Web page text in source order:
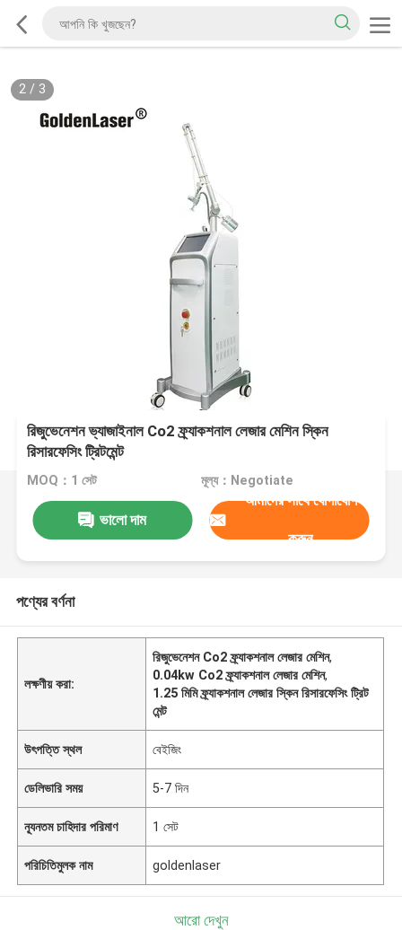
2/ 3
রিজুভেনেশন ভ্যাজাইনাল Co2 ফ্র্যাকশনাল লেজার মেশিন স্কিন
রিসারফেসিং ট্রিটমেন্ট
MOQ：1 সেট মূল্য：Negotiate
ভালো দাম
আমাদের সাথে যোগাযোগ
করুন
পণ্যের বর্ণনা
লক্ষণীয় করা:
রিজুভেনেশন Co2 ফ্র্যাকশনাল লেজার মেশিন,
0.04kw Co2 ফ্র্যাকশনাল লেজার মেশিন,
1.25 মিমি ফ্র্যাকশনাল লেজার স্কিন রিসারফেসিং ট্রিট
মেন্ট
উৎপত্তি স্থল বেইজিং
ডেলিভারি সময় 5-7 দিন
ন্যূনতম চাহিদার পরিমাণ 1 সেট
পরিচিতিমুলক নাম goldenlaser
আরো দেখুন